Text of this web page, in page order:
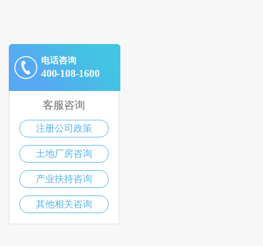
电话咨询
400-108-1600
客服咨询
注册公司政策
土地厂房咨询
产业扶持咨询
其他相关咨询